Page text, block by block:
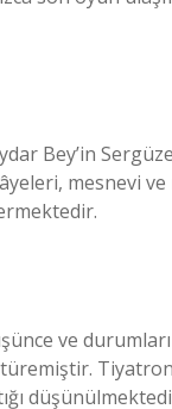
Bey’in
mesnevi
ve